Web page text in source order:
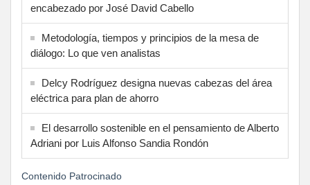
encabezado por José David Cabello
Metodología, tiempos y principios de la mesa de
diálogo: Lo que ven analistas
Delcy Rodríguez designa nuevas cabezas del área
eléctrica para plan de ahorro
El desarrollo sostenible en el pensamiento de Alberto
Adriani por Luis Alfonso Sandia Rondón
Contenido Patrocinado